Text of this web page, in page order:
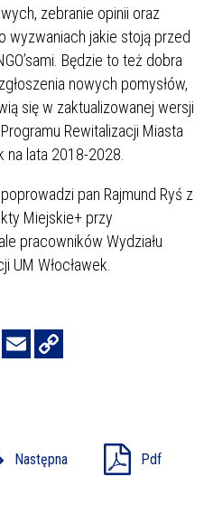
zebranie opinii oraz
wyzwaniach jakie stoją przed
Będzie to też dobra
nowych pomysłów,
się w zaktualizowanej wersji
Rewitalizacji Miasta
na lata 2018-2028.
pan Rajmund Ryś z
Miejskie+ przy
pracowników Wydziału
UM Włocławek.
Następna Pdf